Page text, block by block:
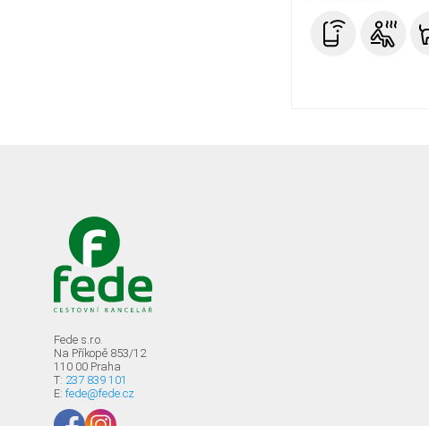
Fede s.r.o.
Na Příkopě 853/12
110 00 Praha
T: 237 839 101
E: fede@fede.cz